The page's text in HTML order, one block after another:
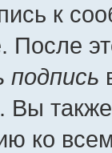
к
После
подпись
Вы
ко